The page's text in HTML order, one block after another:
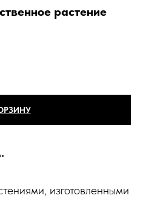
растение
изготовленными